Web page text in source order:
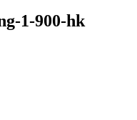
1-900-hk